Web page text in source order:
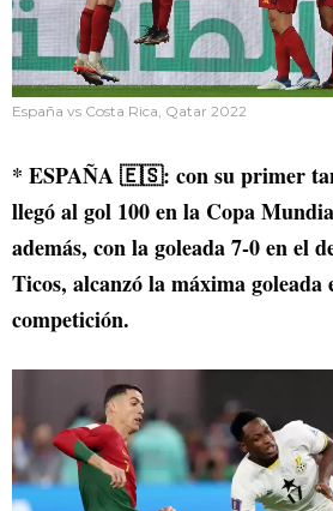
España vs Costa Rica, Qatar 2022
* ESPAÑA 🇪🇸: con su primer
llegó al gol 100 en la Copa
además, con la goleada 7-0 en el
Ticos, alcanzó la máxima
competición.